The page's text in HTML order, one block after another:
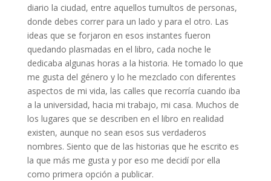
diario la ciudad, entre aquellos tumultos de personas,
donde debes correr para un lado y para el otro. Las
ideas que se forjaron en esos instantes fueron
quedando plasmadas en el libro, cada noche le
dedicaba algunas horas a la historia. He tomado lo que
me gusta del género y lo he mezclado con diferentes
aspectos de mi vida, las calles que recorría cuando iba
a la universidad, hacia mi trabajo, mi casa. Muchos de
los lugares que se describen en el libro en realidad
existen, aunque no sean esos sus verdaderos
nombres. Siento que de las historias que he escrito es
la que más me gusta y por eso me decidí por ella
como primera opción a publicar.